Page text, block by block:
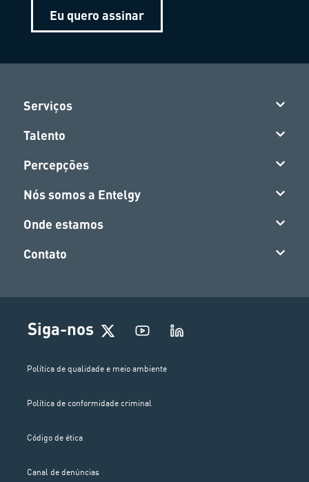
Eu quero assinar
Serviços
Talento
Percepções
Nós somos a Entelgy
Onde estamos
Contato
Siga-nos
Política de qualidade e meio ambiente
Política de conformidade criminal
Código de ética
Canal de denúncias